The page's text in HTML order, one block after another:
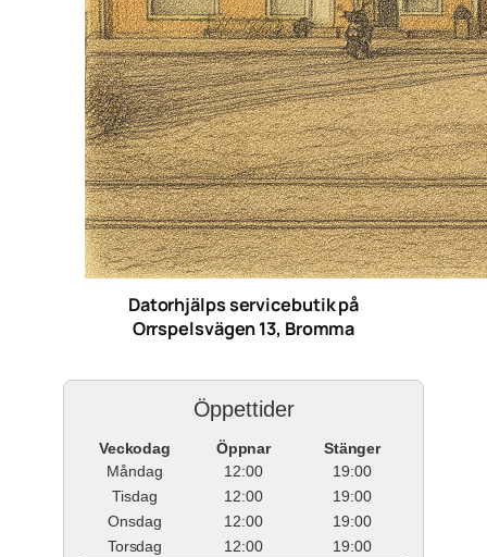
Datorhjälps servicebutik på
Orrspelsvägen 13, Bromma
Öppettider
Veckodag Öppnar
Stänger
Måndag
12:00
19:00
Tisdag
12:00
19:00
Onsdag
12:00
19:00
Torsdag
12:00
19:00